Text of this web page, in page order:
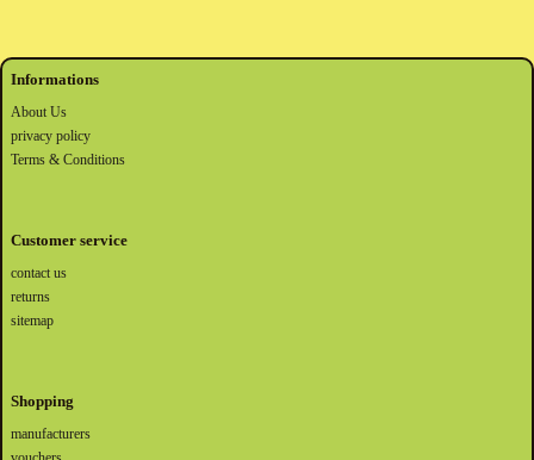
Informations
About Us
privacy policy
Terms & Conditions
Customer service
contact us
returns
sitemap
Shopping
manufacturers